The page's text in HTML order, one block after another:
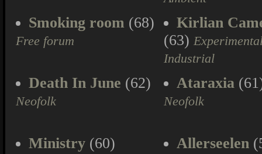
Smoking room (68)
Free forum
Kirlian
(63)
Industrial
Death In June (62)
Neofolk
Ataraxia
Neofolk
Ministry (60) Allerseelen